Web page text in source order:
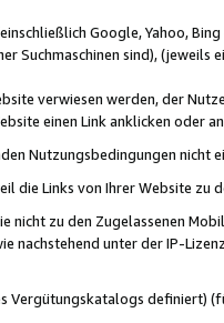
Google, Yahoo,
Suchmaschinen sind), (jeweils
verwiesen werden, der
einen Link anklicken oder
Nutzungsbedingungen nicht
Links von Ihrer Website
zu den Zugelassenen
nachstehend unter der IP-
Vergütungskatalogs definiert)